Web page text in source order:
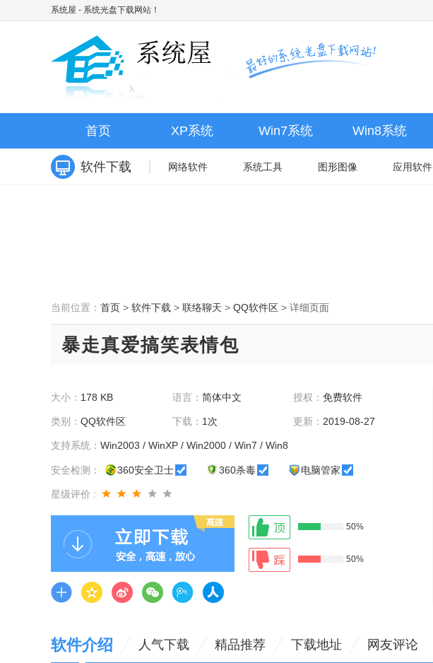
系统屋 - 系统光盘下载网站！
首页 XP系统 Win7系统 Win8系统
软件下载 网络软件 系统工具 图形图像 应用软件
当前位置： 首页 > 软件下载 > 联络聊天 > QQ软件区 > 详细页面
暴走真爱搞笑表情包
大小： 178 KB 语言： 简体中文 授权：免费软件
类别： QQ软件区 下载： 1次 更新： 2019-08-27
支持系统： Win2003 / WinXP / Win2000 / Win7 / Win8
安全检测： 360安全卫士 360杀毒 电脑管家
星级评价 :
50%
50%
软件介绍 人气下载 精品推荐 下载地址 网友评论